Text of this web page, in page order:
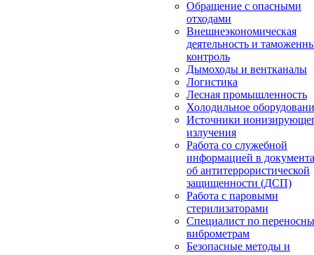
Обращение с опасными
отходами
Внешнеэкономическая
деятельность и
контроль
Дымоходы и вентканалы
Логистика
Лесная промышленность
Холодильное
Источники
излучения
Работа со служебной
информацией в
об антитеррористической
защищенности (ДСП)
Работа с паровыми
стерилизаторами
Специалист по
виброметрам
Безопасные методы и